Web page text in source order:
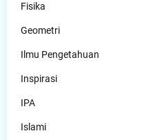
Fisika
Geometri
Ilmu Pengetahuan
Inspirasi
IPA
Islami